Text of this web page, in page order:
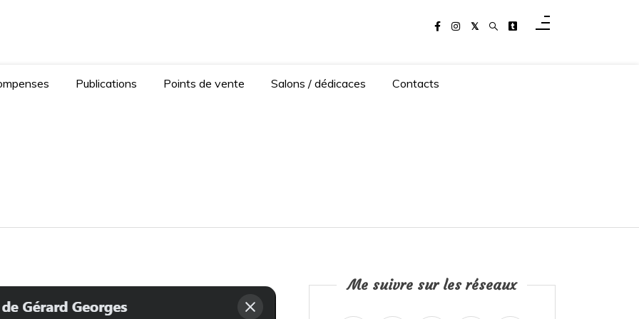
Publications Points de vente Salons / dédicaces Contacts
Me suivre sur les réseaux